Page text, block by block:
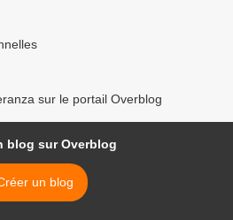
sur le portail Overblog
blog sur Overblog
un blog